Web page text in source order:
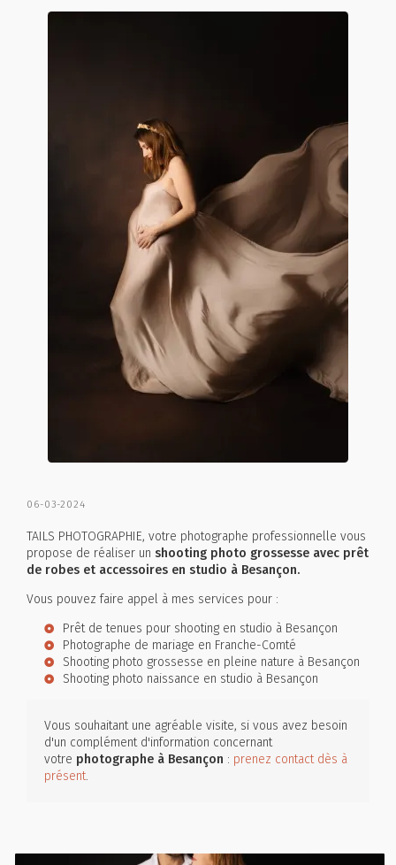
06-03-2024
TAILS PHOTOGRAPHIE, votre photographe professionnelle vous
propose de réaliser un shooting photo grossesse avec prêt
de robes et accessoires en studio à Besançon.
Vous pouvez faire appel à mes services pour :
Prêt de tenues pour shooting en studio à Besançon
Photographe de mariage en Franche-Comté
Shooting photo grossesse en pleine nature à Besançon
Shooting photo naissance en studio à Besançon
Vous souhaitant une agréable visite, si vous avez besoin
d'un complément d'information concernant
votre photographe à Besançon : prenez contact dès à
présent.